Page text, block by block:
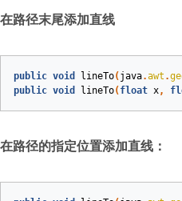
在路径末尾添加直线
public void lineTo( java.awt .
public void lineTo( float x,
在路径的指定位置添加直线：